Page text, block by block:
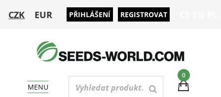
CZK EUR PŘIHLÁŠENÍ REGISTROVAT
0
MENU